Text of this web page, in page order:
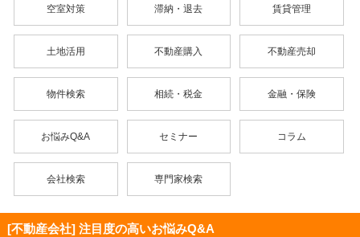
空室対策 滞納・退去 賃貸管理
土地活用 不動産購入 不動産売却
物件検索 相続・税金 金融・保険
お悩みQ&A セミナー コラム
会社検索 専門家検索
[不動産会社] 注目度の高いお悩みQ&A